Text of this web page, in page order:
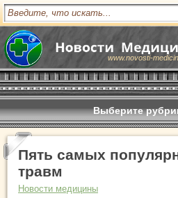
www.novosti-
Выберите
Пять самых
травм
Новости медицины